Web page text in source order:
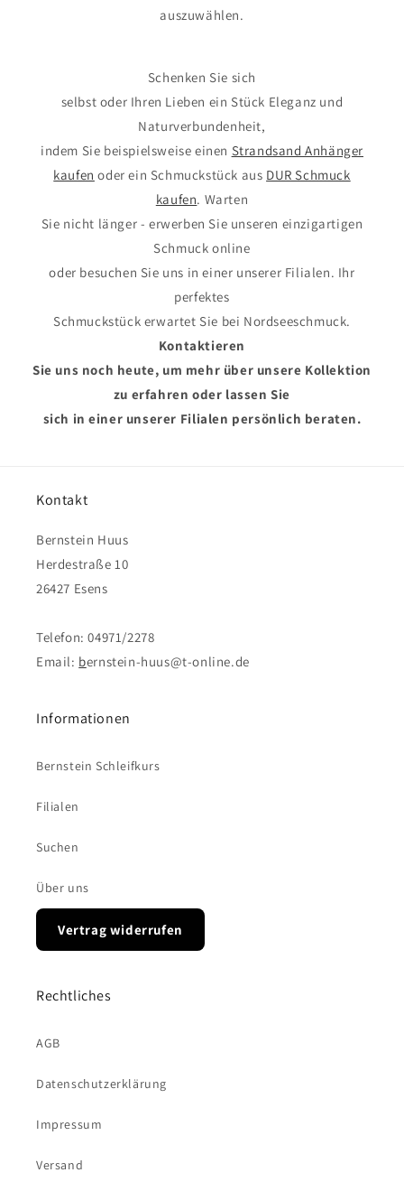
auszuwählen.
Schenken Sie sich
selbst oder Ihren Lieben ein Stück Eleganz und
Naturverbundenheit,
indem Sie beispielsweise einen Strandsand Anhänger
kaufen oder ein Schmuckstück aus DUR Schmuck
kaufen. Warten
Sie nicht länger - erwerben Sie unseren einzigartigen
Schmuck online
oder besuchen Sie uns in einer unserer Filialen. Ihr
perfektes
Schmuckstück erwartet Sie bei Nordseeschmuck.
Kontaktieren
Sie uns noch heute, um mehr über unsere Kollektion
zu erfahren oder lassen Sie
sich in einer unserer Filialen persönlich beraten.
Kontakt
Bernstein Huus
Herdestraße 10
26427 Esens
Telefon: 04971/2278
Email: bernstein-huus@t-online.de
Informationen
Bernstein Schleifkurs
Filialen
Suchen
Über uns
Vertrag widerrufen
Rechtliches
AGB
Datenschutzerklärung
Impressum
Versand